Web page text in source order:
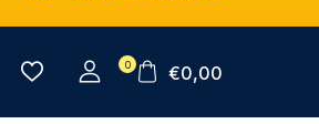
0 €0,00